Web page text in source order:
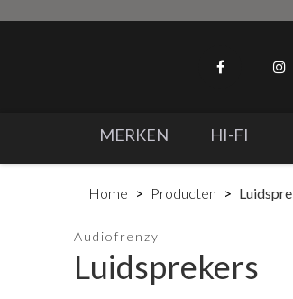
MERKEN HI-FI
Home Producten
Audiofrenzy
Luidsprekers